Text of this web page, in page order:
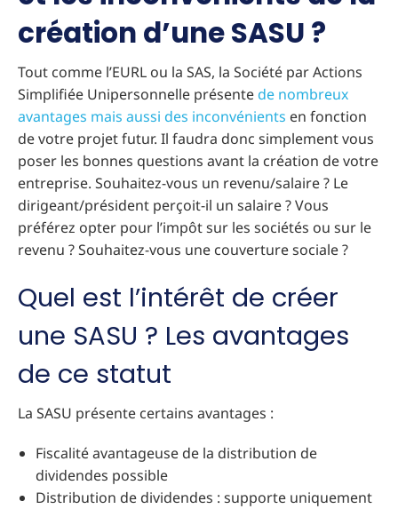
création d’une SASU ?
Tout comme l’EURL ou la SAS, la Société par Actions
Simplifiée Unipersonnelle présente de nombreux
avantages mais aussi des inconvénients en fonction
de votre projet futur. Il faudra donc simplement vous
poser les bonnes questions avant la création de votre
entreprise. Souhaitez-vous un revenu/salaire ? Le
dirigeant/président perçoit-il un salaire ? Vous
préférez opter pour l’impôt sur les sociétés ou sur le
revenu ? Souhaitez-vous une couverture sociale ?
Quel est l’intérêt de créer
une SASU ? Les avantages
de ce statut
La SASU présente certains avantages :
Fiscalité avantageuse de la distribution de
dividendes possible
Distribution de dividendes : supporte uniquement